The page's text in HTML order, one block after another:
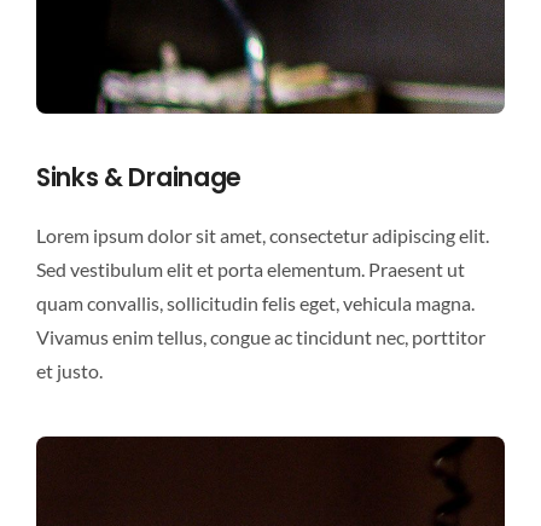
Sinks & Drainage
Lorem ipsum dolor sit amet, consectetur adipiscing elit.
Sed vestibulum elit et porta elementum. Praesent ut
quam convallis, sollicitudin felis eget, vehicula magna.
Vivamus enim tellus, congue ac tincidunt nec, porttitor
et justo.